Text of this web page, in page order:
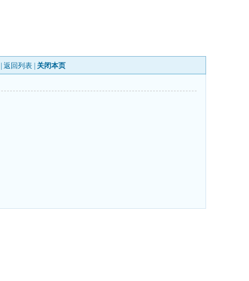
返回列表 关闭本页